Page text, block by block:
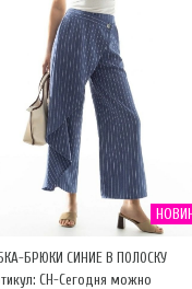
БРЮКИ СИНИЕ В ПОЛОСКУ
CH-Сегодня можно